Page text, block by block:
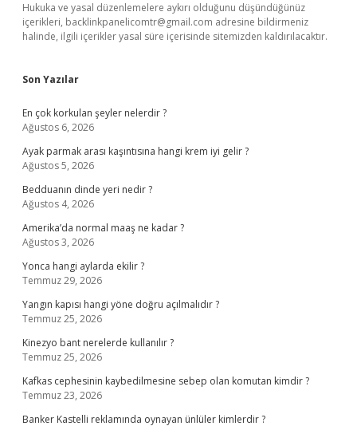
Hukuka ve yasal düzenlemelere aykırı olduğunu düşündüğünüz
içerikleri, backlinkpanelicomtr@gmail.com adresine bildirmeniz
halinde, ilgili içerikler yasal süre içerisinde sitemizden kaldırılacaktır.
Son Yazılar
En çok korkulan şeyler nelerdir ?
Ağustos 6, 2026
Ayak parmak arası kaşıntısına hangi krem iyi gelir ?
Ağustos 5, 2026
Bedduanın dinde yeri nedir ?
Ağustos 4, 2026
Amerika’da normal maaş ne kadar ?
Ağustos 3, 2026
Yonca hangi aylarda ekilir ?
Temmuz 29, 2026
Yangın kapısı hangi yöne doğru açılmalıdır ?
Temmuz 25, 2026
Kinezyo bant nerelerde kullanılır ?
Temmuz 25, 2026
Kafkas cephesinin kaybedilmesine sebep olan komutan kimdir ?
Temmuz 23, 2026
Banker Kastelli reklamında oynayan ünlüler kimlerdir ?